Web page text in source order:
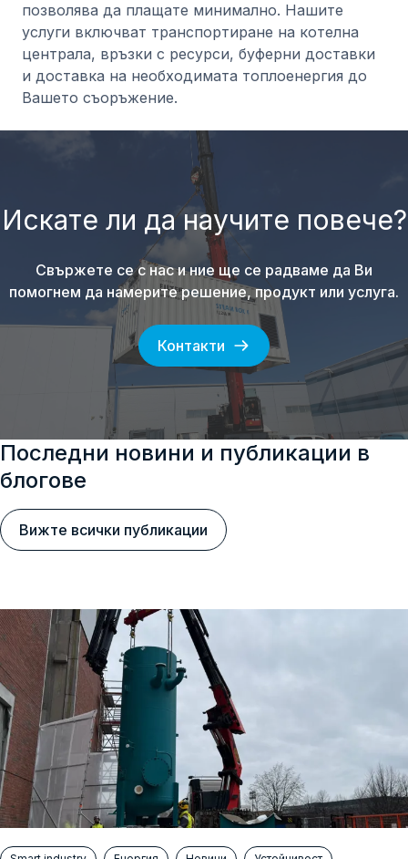
позволява да плащате минимално. Нашите
услуги включват транспортиране на котелна
централа, връзки с ресурси, буферни доставки
и доставка на необходимата топлоенергия до
Вашето съоръжение.
Искате ли да научите повече?
Свържете се с нас и ние ще се радваме да Ви
помогнем да намерите решение, продукт или услуга.
Контакти
Последни новини и публикации в
блогове
Вижте всички публикации